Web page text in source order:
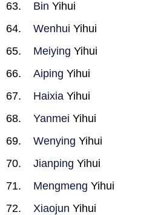
Bin Yihui
Wenhui Yihui
Meiying Yihui
Aiping Yihui
Haixia Yihui
Yanmei Yihui
Wenying Yihui
Jianping Yihui
Mengmeng Yihui
Xiaojun Yihui